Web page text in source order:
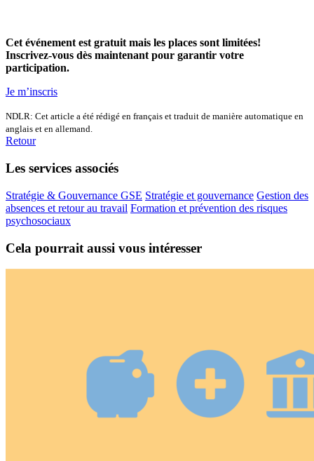
Cet événement est gratuit mais les places sont limitées!
Inscrivez-vous dès maintenant pour garantir votre
participation.
Je m’inscris
NDLR: Cet article a été rédigé en français et traduit de manière automatique en
anglais et en allemand.
Retour
Les services associés
Stratégie & Gouvernance GSE Stratégie et gouvernance Gestion des
absences et retour au travail Formation et prévention des risques
psychosociaux
Cela pourrait aussi vous intéresser